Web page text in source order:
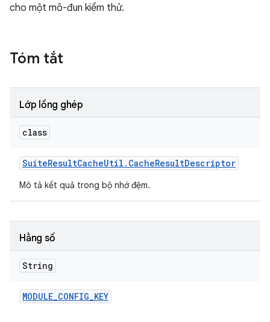
cho một mô-đun kiểm thử.
Tóm tắt
Lớp lồng ghép
class
SuiteResultCacheUtil . CacheResultDescriptor
Mô tả kết quả trong bộ nhớ đệm.
Hằng số
String
MODULE_CONFIG_KEY